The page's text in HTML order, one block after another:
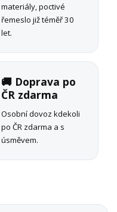
materiály, poctivé
řemeslo již téměř 30
let.
🚚 Doprava po
ČR zdarma
Osobní dovoz kdekoli
po ČR zdarma a s
úsměvem.